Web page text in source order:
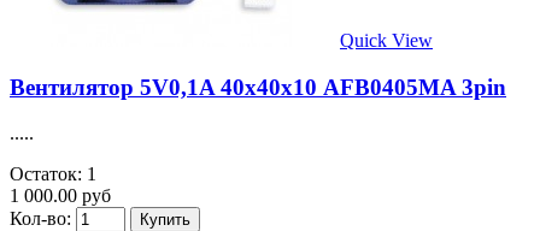
Quick View
Вентилятор 5V0,1A 40х40х10 AFB0405MA 3pin
.....
Остаток: 1
1 000.00 руб
Кол-во: